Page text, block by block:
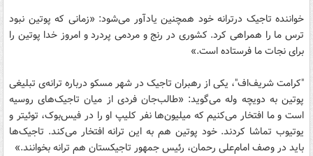
خواننده‌ تاجیک درترانه‌ خود همچنین یادآور می‌شود: «زمانی که پوتین نبود
ترس ما را همراهی کرد. کشوری در رنج و مردمی پردرد و امروز خدا پوتین را
برای نجات ما فرستاده است.»
"کرامت شریف‌اف"، یکی از رهبران تاجیک در شهر مسکو درباره ترانه‌ی تبلیغی
پوتین به دویچه وله می‌گوید: «طالب‌جان فردی از میان تاجیک‌های روسیه
است و ما افتخار می‌کنیم که میلیون‌ها نفر کلیپ او را در فیس‌بوک، توئیتر و
یوتیوب تماشا کردند. خود پوتین هم به این ترانه افتخار می‌کند. تاجیک‌ها
باید در وصف امام‌علی رحمان، رئیس جمهور تاجیکستان هم ترانه بخوانند.»